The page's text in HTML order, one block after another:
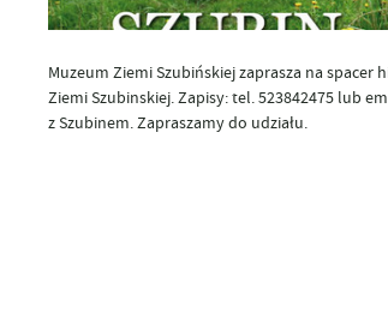
Muzeum Ziemi Szubińskiej zaprasza na spacer
Ziemi Szubinskiej. Zapisy: tel. 523842475 lub
z Szubinem. Zapraszamy do udziału.